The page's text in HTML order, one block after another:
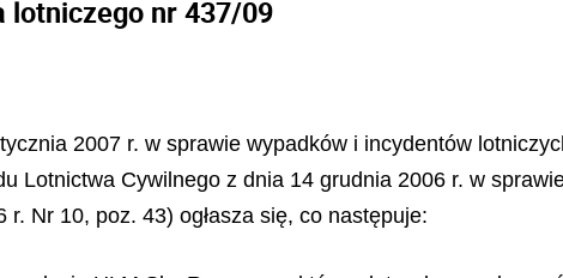
lotniczego nr 437/09
2007 r. w sprawie wypadków i incydentów
Lotnictwa Cywilnego z dnia 14 grudnia 2006 r. w
Nr 10, poz. 43) ogłasza się, co następuje: